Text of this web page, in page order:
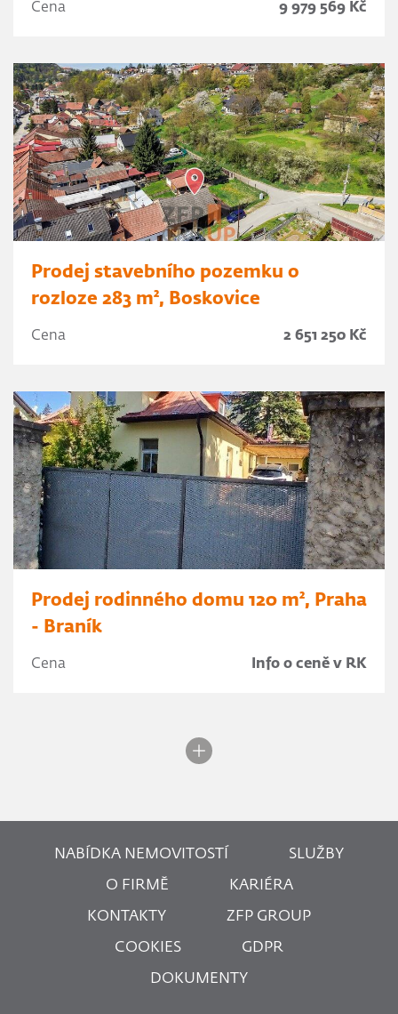
Cena 9 979 569 Kč
Prodej stavebního pozemku o
rozloze 283 m², Boskovice
Cena 2 651 250 Kč
Prodej rodinného domu 120 m², Praha
- Braník
Cena Info o ceně v RK
NABÍDKA NEMOVITOSTÍ SLUŽBY
O FIRMĚ KARIÉRA
KONTAKTY ZFP GROUP
COOKIES GDPR
DOKUMENTY